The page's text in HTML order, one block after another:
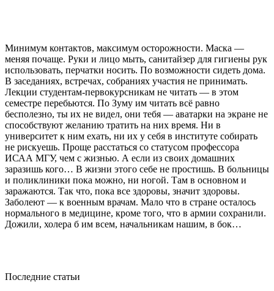
Минимум контактов, максимум осторожности. Маска —
меняя почаще. Руки и лицо мыть, санитайзер для гигиены рук
использовать, перчатки носить. По возможности сидеть дома.
В заседаниях, встречах, собраниях участия не принимать.
Лекции студентам-первокурсникам не читать — в этом
семестре перебьются. По Зуму им читать всё равно
бесполезно, ты их не видел, они тебя — аватарки на экране не
способствуют желанию тратить на них время. Ни в
университет к ним ехать, ни их у себя в институте собирать
не рискуешь. Проще расстаться со статусом профессора
ИСАА МГУ, чем с жизнью. А если из своих домашних
заразишь кого… В жизни этого себе не простишь. В больницы
и поликлиники пока можно, ни ногой. Там в основном и
заражаются. Так что, пока все здоровы, значит здоровы.
Заболеют — к военным врачам. Мало что в стране осталось
нормального в медицине, кроме того, что в армии сохранили.
Дожили, холера б им всем, начальникам нашим, в бок…
Последние статьи